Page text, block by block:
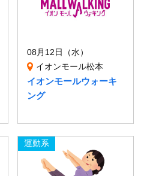
08月12日（水）
イオンモール松本
イオンモールウォーキ
ング
運動系